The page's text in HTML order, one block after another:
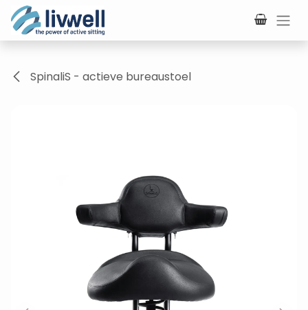
Overslaan naar inhoud
SpinaliS - actieve bureaustoel